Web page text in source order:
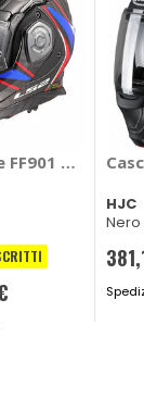
FF901 Advant
HJC
Prezzo